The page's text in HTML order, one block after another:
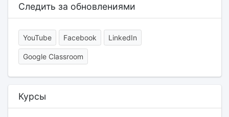
Следить за обновлениями
YouTube Facebook LinkedIn
Google Classroom
Курсы